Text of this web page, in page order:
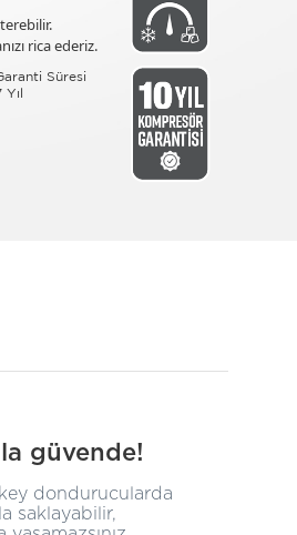
rica ederiz.
Süresi
Yıl
güvende!
dondurucularda
saklayabilir,